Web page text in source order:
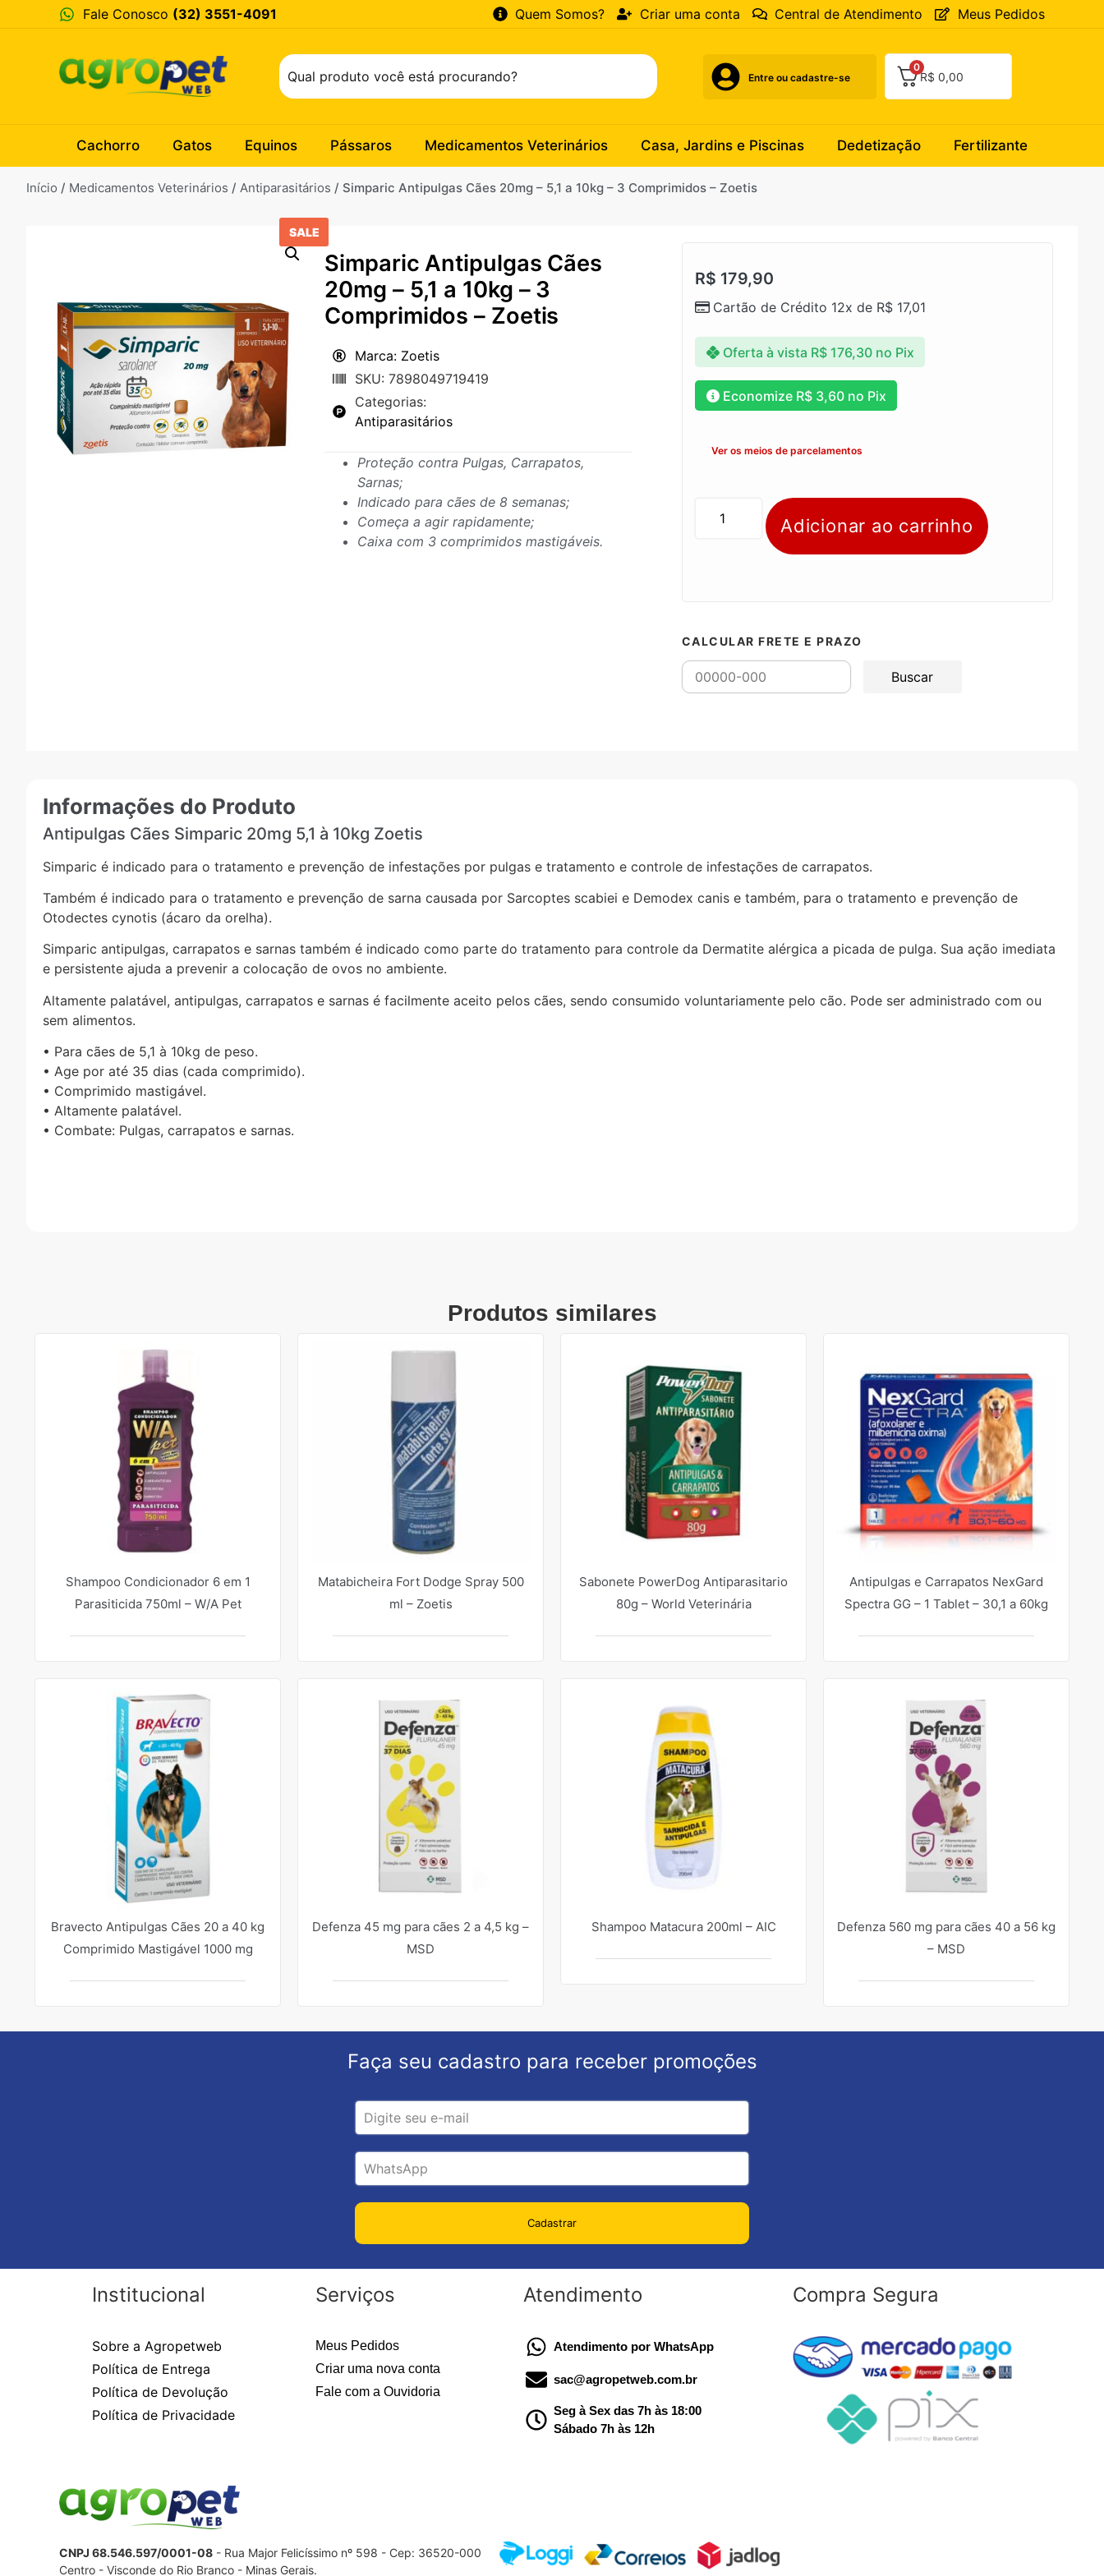
Fale Conosco (32) 3551-4091 Quem Somos? Criar uma conta Central de Atendimento Meus Pedidos
Entre ou cadastre-se
0
R$ 0,00
Cachorro Gatos Equinos Pássaros Medicamentos Veterinários Casa, Jardins e Piscinas Dedetização Fertilizante
Início / Medicamentos Veterinários / Antiparasitários / Simparic Antipulgas Cães 20mg – 5,1 a 10kg – 3 Comprimidos – Zoetis
SALE
Simparic Antipulgas Cães
20mg – 5,1 a 10kg – 3
Comprimidos – Zoetis
Marca: Zoetis
SKU: 7898049719419
Categorias:
Antiparasitários
Proteção contra Pulgas, Carrapatos,
Sarnas;
Indicado para cães de 8 semanas;
Começa a agir rapidamente;
Caixa com 3 comprimidos mastigáveis.
R$ 179,90
Cartão de Crédito 12x de R$17,01
Oferta à vista R$176,30 no Pix
Economize R$3,60no Pix
Ver os meios de parcelamentos
Adicionar ao carrinho
CALCULAR FRETE E PRAZO
Informações do Produto
Antipulgas Cães Simparic 20mg 5,1 à 10kg Zoetis
Simparic é indicado para o tratamento e prevenção de infestações por pulgas e tratamento e controle de infestações de carrapatos.
Também é indicado para o tratamento e prevenção de sarna causada por Sarcoptes scabiei e Demodex canis e também, para o tratamento e prevenção de
Otodectes cynotis (ácaro da orelha).
Simparic antipulgas, carrapatos e sarnas também é indicado como parte do tratamento para controle da Dermatite alérgica a picada de pulga. Sua ação imediata
e persistente ajuda a prevenir a colocação de ovos no ambiente.
Altamente palatável, antipulgas, carrapatos e sarnas é facilmente aceito pelos cães, sendo consumido voluntariamente pelo cão. Pode ser administrado com ou
sem alimentos.
• Para cães de 5,1 à 10kg de peso.
• Age por até 35 dias (cada comprimido).
• Comprimido mastigável.
• Altamente palatável.
• Combate: Pulgas, carrapatos e sarnas.
Produtos similares
Shampoo Condicionador 6 em 1
Parasiticida 750ml – W/A Pet
Matabicheira Fort Dodge Spray 500
ml – Zoetis
Sabonete PowerDog Antiparasitario
80g – World Veterinária
Antipulgas e Carrapatos NexGard
Spectra GG – 1 Tablet – 30,1 a 60kg
Bravecto Antipulgas Cães 20 a 40 kg
Comprimido Mastigável 1000 mg
Defenza 45 mg para cães 2 a 4,5 kg –
MSD
Shampoo Matacura 200ml – AIC
Defenza 560 mg para cães 40 a 56 kg
– MSD
Faça seu cadastro para receber promoções
Cadastrar
Institucional
Sobre a Agropetweb
Política de Entrega
Política de Devolução
Política de Privacidade
Serviços
Meus Pedidos
Criar uma nova conta
Fale com a Ouvidoria
Atendimento
Atendimento por WhatsApp
sac@agropetweb.com.br
Seg à Sex das 7h às 18:00
Sábado 7h às 12h
Compra Segura
CNPJ 68.546.597/0001-08 - Rua Major Felicíssimo nº 598 - Cep: 36520-000
Centro - Visconde do Rio Branco - Minas Gerais.